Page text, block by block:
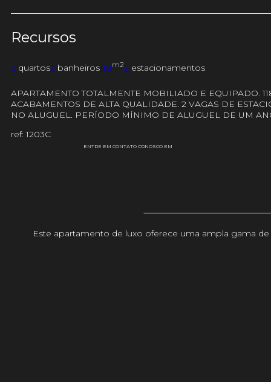
Recursos
2 quartos2 banheiros118m22 estacionamentos
APARTAMENTO TOTALMENTE MOBILIADO E EQUIPADO.
ACABAMENTOS DE ALTA QUALIDADE. 2 VAGAS DE
NO ALUGUEL. PERÍODO MÍNIMO DE ALUGUEL DE UM
ref: 1203C
ENTRE EM CONTATO CONOSCO EM
Este apartamento de luxo oferece uma ampla gama